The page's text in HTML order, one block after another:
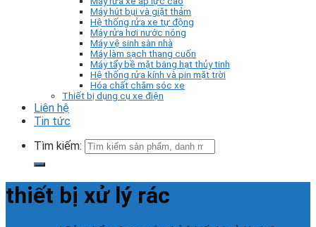
Máy hút bụi và giặt thảm
Hệ thống rửa xe tự động
Máy rửa hơi nước nóng
Máy vệ sinh sàn nhà
Máy làm sạch thang cuốn
Máy tẩy bề mặt bằng hạt thủy tinh
Hệ thống rửa kính và pin mặt trời
Hóa chất chăm sóc xe
Thiết bị dụng cụ xe điện
Liên hệ
Tin tức
Tìm kiếm:
thiết bị xử lý rác